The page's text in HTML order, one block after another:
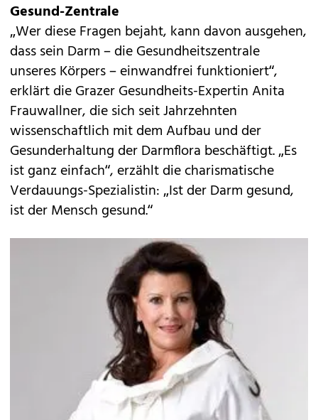
Gesund-Zentrale
„Wer diese Fragen bejaht, kann davon ausgehen,
dass sein Darm – die Gesundheitszentrale
unseres Körpers – einwandfrei funktioniert“,
erklärt die Grazer Gesundheits-Expertin Anita
Frauwallner, die sich seit Jahrzehnten
wissenschaftlich mit dem Aufbau und der
Gesunderhaltung der Darmflora beschäftigt. „Es
ist ganz einfach“, erzählt die charismatische
Verdauungs-Spezialistin: „Ist der Darm gesund,
ist der Mensch gesund.“